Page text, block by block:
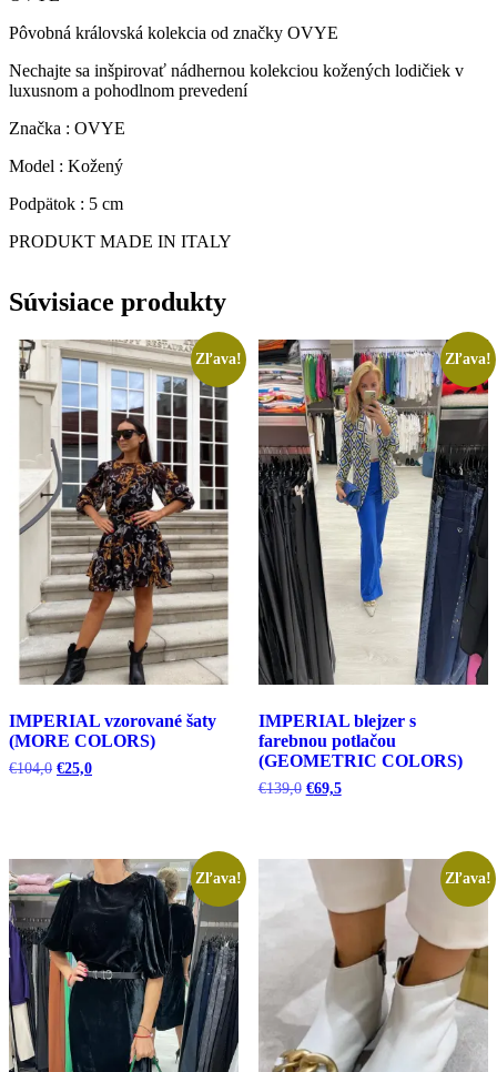
Pôvobná královská kolekcia od značky OVYE
Nechajte sa inšpirovať nádhernou kolekciou kožených lodičiek v
luxusnom a pohodlnom prevedení
Značka : OVYE
Model : Kožený
Podpätok : 5 cm
PRODUKT MADE IN ITALY
Súvisiace produkty
Zľava!
IMPERIAL vzorované šaty
(MORE COLORS)
€104,0 Pôvodná
€25,0Aktuálna
Zľava!
IMPERIAL blejzer s
farebnou potlačou
(GEOMETRIC COLORS)
€139,0 Pôvodná
€69,5Aktuálna
Zľava! Zľava!